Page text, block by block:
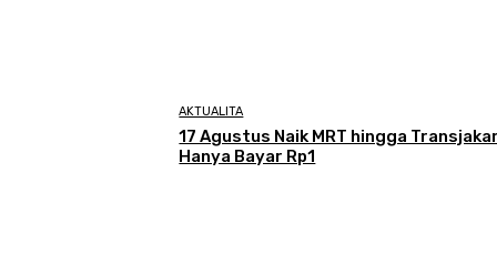
AKTUALITA
17 Agustus Naik MRT hingga
Hanya Bayar Rp1